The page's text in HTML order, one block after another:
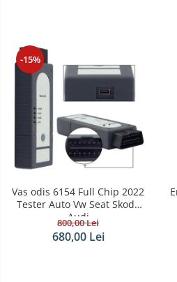
-15%
Vas odis 6154 Full Chip 2022
Tester Auto Vw Seat Skoda
Audi
800,00 Lei
680,00 Lei